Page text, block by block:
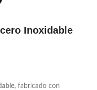
Inoxidable
fabricado con